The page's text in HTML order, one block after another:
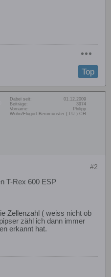
Top
Dabei seit:
01.12.2009
Beiträge:
3974
Vorname:
Philipp
Wohn/Flugort: Beromünster ( LU ) CH
#2
T-Rex 600 ESP
Zellenzahl ( weiss nicht ob
zähl ich dann immer
erkannt hat.